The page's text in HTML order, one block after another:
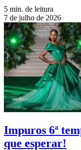
5 min. de leitura
7 de julho de 2026
Impuros 6ª
que esperar!